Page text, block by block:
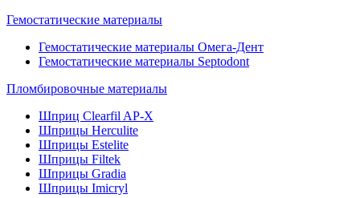
Гемостатические материалы
Гемостатические материалы Омега-Дент
Гемостатические материалы Septodont
Пломбировочные материалы
Шприц Clearfil AP-X
Шприцы Herculite
Шприцы Estelite
Шприцы Filtek
Шприцы Gradia
Шприцы Imicryl